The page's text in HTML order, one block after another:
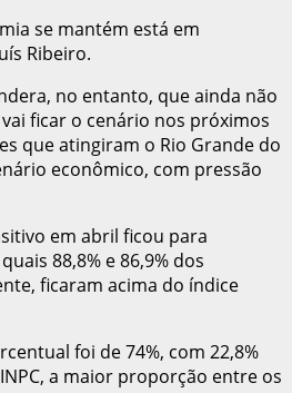
se mantém está em
Ribeiro.
no entanto, que ainda não
ficar o cenário nos próximos
que atingiram o Rio Grande do
econômico, com pressão
em abril ficou para
88,8% e 86,9% dos
ficaram acima do índice
foi de 74%, com 22,8%
a maior proporção entre os